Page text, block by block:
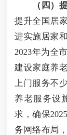
（四）
提升全国居
进实施居家
2023年为全
建设家庭养
上门服务不
养老服务设
求，确保
务网络布局